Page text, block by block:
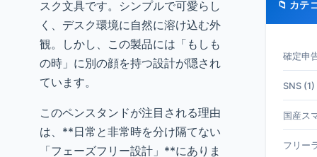
スク文具です。シンプルで可愛らし
く、デスク環境に自然に溶け込む外
観。しかし、この製品には「もしも
の時」に別の顔を持つ設計が隠され
ています。
このペンスタンドが注目される理由
は、**日常と非常時を分け隔てない
「フェーズフリー設計」**にありま
📁 カテ
確定申
SNS (1)
国産ス
フリー